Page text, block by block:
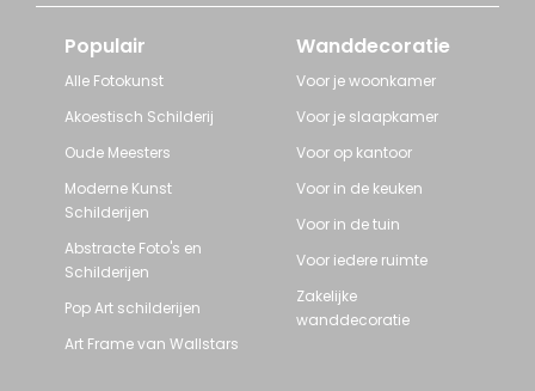
Populair
Alle Fotokunst
Akoestisch Schilderij
Oude Meesters
Moderne Kunst
Schilderijen
Abstracte Foto's en
Schilderijen
Pop Art schilderijen
Art Frame van Wallstars
Wanddecoratie
Voor je woonkamer
Voor je slaapkamer
Voor op kantoor
Voor in de keuken
Voor in de tuin
Voor iedere ruimte
Zakelijke
wanddecoratie